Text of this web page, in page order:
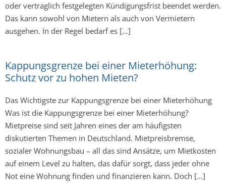
oder vertraglich festgelegten Kündigungsfrist beendet werden.
Das kann sowohl von Mietern als auch von Vermietern
ausgehen. In der Regel bedarf es […]
Kappungsgrenze bei einer Mieterhöhung:
Schutz vor zu hohen Mieten?
Das Wichtigste zur Kappungsgrenze bei einer Mieterhöhung
Was ist die Kappungsgrenze bei einer Mieterhöhung?
Mietpreise sind seit Jahren eines der am häufigsten
diskutierten Themen in Deutschland. Mietpreisbremse,
sozialer Wohnungsbau – all das sind Ansätze, um Mietkosten
auf einem Level zu halten, das dafür sorgt, dass jeder ohne
Not eine Wohnung finden und finanzieren kann. Doch […]